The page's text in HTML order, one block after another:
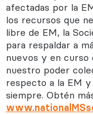
afectadas por la
los recursos que
libre de EM, la
para respaldar a
nuevos y en curso
nuestro poder
respecto a la EM
siempre. Obtén